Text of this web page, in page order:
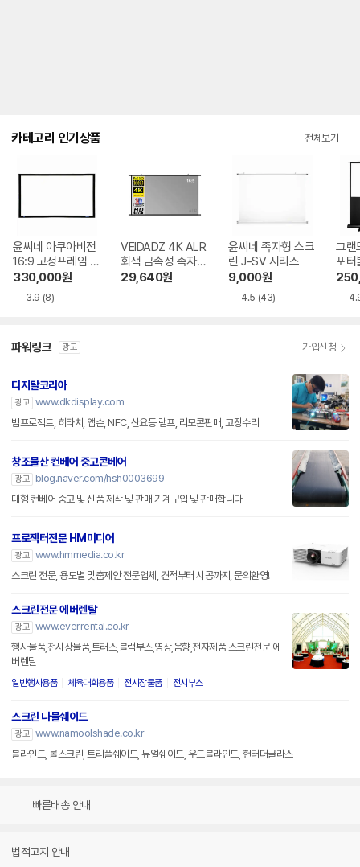
카테고리 인기상품 전체보기
윤씨네 아쿠아비전
16:9 고정프레임 스
크린 SA-FH 시리
즈 시네비젼원단
330,000원
3.9 (8)
VEIDADZ 4K ALR
회색 금속성 족자형
빔프로젝터 스크린
29,640원
윤씨네 족자형 스크
린 J-SV 시리즈
9,000원
4.5 (43)
그랜
포터
H 시
파워링크 광고 가입신청
디지탈코리아
광고 www.dkdisplay.com
빔프로젝트, 히타치, 앱슨, NFC, 산요등 램프, 리모콘판매, 고장수리
창조물산 컨베어 중고콘베어
광고
blog.naver.com/hsh0003699
대형 컨베어 중고 및 신품 제작 및 판매 기계구입 및 판매합니다
프로젝터전문 HM미디어
광고 www.hmmedia.co.kr
스크린 전문, 용도별 맞춤제안 전문업체, 견적부터 시공까지, 문의환영!
스크린전문 에버렌탈
광고 www.everrental.co.kr
행사물품,전시장물품,트러스,블럭부스,영상,음향,전자제품 스크린전문 에
버렌탈
일반행사용품 체육대회용품 전시장물품 전시부스
스크린 나물쉐이드
광고 www.namoolshade.co.kr
블라인드, 롤스크린, 트리플쉐이드, 듀얼쉐이드, 우드블라인드, 헌터더글라스
빠른배송 안내
법적고지 안내